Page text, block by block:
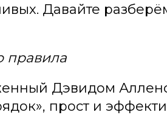
Давайте
правила
Дэвидом
прост и